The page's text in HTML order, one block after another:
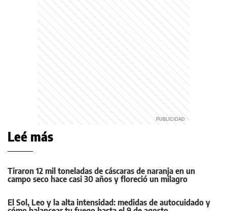
Leé más
Tiraron 12 mil toneladas de cáscaras de naranja en un
campo seco hace casi 30 años y floreció un milagro
El Sol, Leo y la alta intensidad: medidas de autocuidado y